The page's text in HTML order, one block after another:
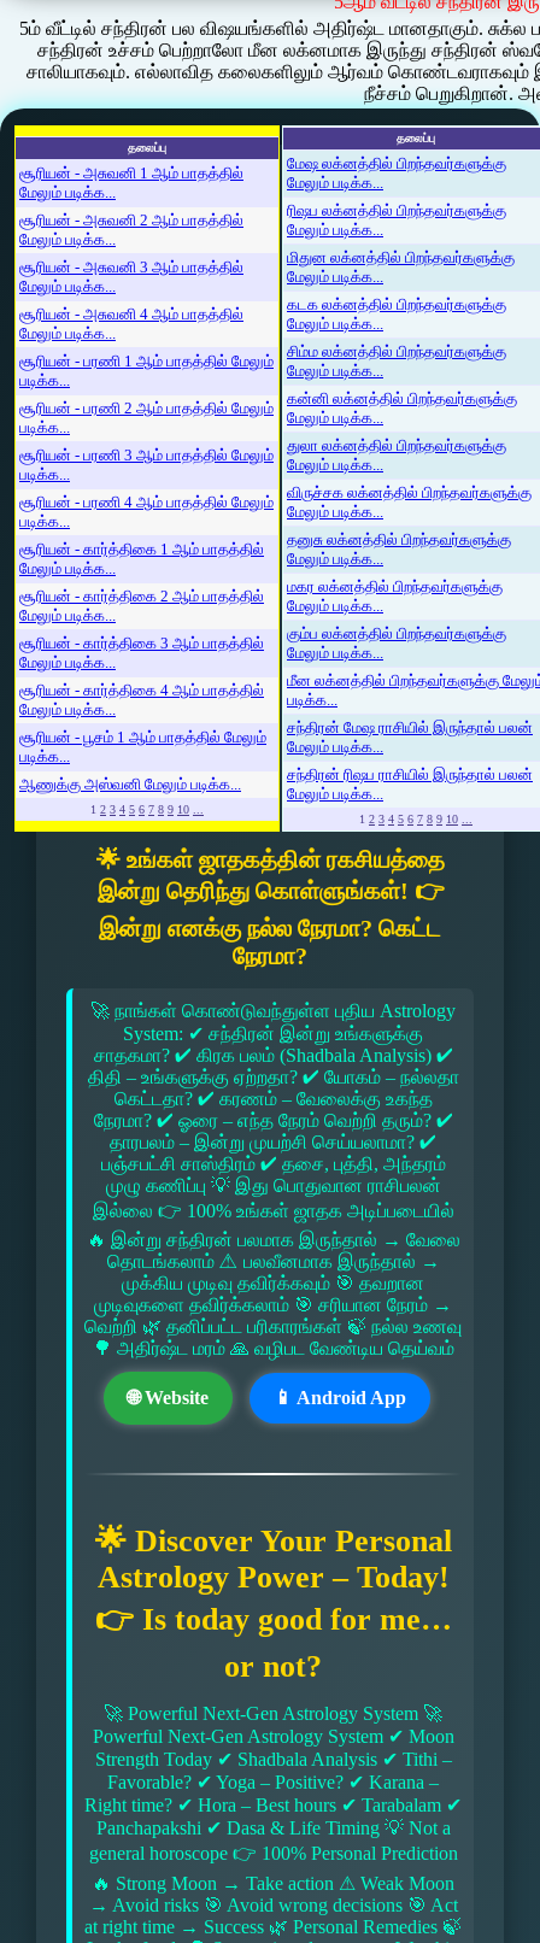
5ம் வீட்டில் சந்திரன் பல விஷயங்களில் அதிர்ஷ்ட மானதாகும்.
சந்திரன் உச்சம் பெற்றாலோ மீன லக்னமாக இருந்து சந்திரன்
சாலியாகவும். எல்லாவித கலைகளிலும் ஆர்வம்
நீச்சம் பெறுகிறான்.
தலைப்பு
சூரியன் - அசுவனி 1 ஆம் பாதத்தில்
மேலும் படிக்க...
சூரியன் - அசுவனி 2 ஆம் பாதத்தில்
மேலும் படிக்க...
சூரியன் - அசுவனி 3 ஆம் பாதத்தில்
மேலும் படிக்க...
சூரியன் - அசுவனி 4 ஆம் பாதத்தில்
மேலும் படிக்க...
சூரியன் - பரணி 1 ஆம் பாதத்தில் மேலும்
படிக்க...
சூரியன் - பரணி 2 ஆம் பாதத்தில் மேலும்
படிக்க...
சூரியன் - பரணி 3 ஆம் பாதத்தில் மேலும்
படிக்க...
சூரியன் - பரணி 4 ஆம் பாதத்தில் மேலும்
படிக்க...
சூரியன் - கார்த்திகை 1 ஆம் பாதத்தில்
மேலும் படிக்க...
சூரியன் - கார்த்திகை 2 ஆம் பாதத்தில்
மேலும் படிக்க...
சூரியன் - கார்த்திகை 3 ஆம் பாதத்தில்
மேலும் படிக்க...
சூரியன் - கார்த்திகை 4 ஆம் பாதத்தில்
மேலும் படிக்க...
சூரியன் - பூசம் 1 ஆம் பாதத்தில் மேலும்
படிக்க...
ஆணுக்கு அஸ்வனி மேலும் படிக்க...
1 2 3 4 5 6 7 8 9 10 ...
தலைப்பு
மேஷ லக்னத்தில் பிறந்தவர்களுக்கு
மேலும் படிக்க...
ரிஷப லக்னத்தில் பிறந்தவர்களுக்கு
மேலும் படிக்க...
மிதுன லக்னத்தில் பிறந்தவர்களுக்கு
மேலும் படிக்க...
கடக லக்னத்தில் பிறந்தவர்களுக்கு
மேலும் படிக்க...
சிம்ம லக்னத்தில் பிறந்தவர்களுக்கு
மேலும் படிக்க...
கன்னி லக்னத்தில் பிறந்தவர்களுக்கு
மேலும் படிக்க...
துலா லக்னத்தில் பிறந்தவர்களுக்கு
மேலும் படிக்க...
விருச்சக லக்னத்தில் பிறந்தவர்களுக்கு
மேலும் படிக்க...
தனுசு லக்னத்தில் பிறந்தவர்களுக்கு
மேலும் படிக்க...
மகர லக்னத்தில் பிறந்தவர்களுக்கு
மேலும் படிக்க...
கும்ப லக்னத்தில் பிறந்தவர்களுக்கு
மேலும் படிக்க...
மீன லக்னத்தில் பிறந்தவர்களுக்கு
படிக்க...
சந்திரன் மேஷ ராசியில் இருந்தால் பலன்
மேலும் படிக்க...
சந்திரன் ரிஷப ராசியில் இருந்தால் பலன்
மேலும் படிக்க...
1 2 3 4 5 6 7 8 9 10 ...
🌟 உங்கள் ஜாதகத்தின் ரகசியத்தை
இன்று தெரிந்து கொள்ளுங்கள்! 👉
இன்று எனக்கு நல்ல நேரமா? கெட்ட
நேரமா?
🚀 நாங்கள் கொண்டுவந்துள்ள புதிய Astrology
System: ✔ சந்திரன் இன்று உங்களுக்கு
சாதகமா? ✔ கிரக பலம் (Shadbala Analysis) ✔
திதி – உங்களுக்கு ஏற்றதா? ✔ யோகம் – நல்லதா
கெட்டதா? ✔ கரணம் – வேலைக்கு உகந்த
நேரமா? ✔ ஓரை – எந்த நேரம் வெற்றி தரும்? ✔
தாரபலம் – இன்று முயற்சி செய்யலாமா? ✔
பஞ்சபட்சி சாஸ்திரம் ✔ தசை, புத்தி, அந்தரம்
முழு கணிப்பு 💡 இது பொதுவான ராசிபலன்
இல்லை 👉 100% உங்கள் ஜாதக அடிப்படையில்
🔥 இன்று சந்திரன் பலமாக இருந்தால் → வேலை
தொடங்கலாம் ⚠ பலவீனமாக இருந்தால் →
முக்கிய முடிவு தவிர்க்கவும் 🎯 தவறான
முடிவுகளை தவிர்க்கலாம் 🎯 சரியான நேரம் →
வெற்றி 🌿 தனிப்பட்ட பரிகாரங்கள் 🍃 நல்ல உணவு
🌳 அதிர்ஷ்ட மரம் 🙏 வழிபட வேண்டிய தெய்வம்
🌐 Website 📱 Android App
🌟 Discover Your Personal
Astrology Power – Today!
👉 Is today good for me…
or not?
🚀 Powerful Next-Gen Astrology System 🚀
Powerful Next-Gen Astrology System ✔ Moon
Strength Today ✔ Shadbala Analysis ✔ Tithi –
Favorable? ✔ Yoga – Positive? ✔ Karana –
Right time? ✔ Hora – Best hours ✔ Tarabalam ✔
Panchapakshi ✔ Dasa & Life Timing 💡 Not a
general horoscope 👉 100% Personal Prediction
🔥 Strong Moon → Take action ⚠ Weak Moon
→ Avoid risks 🎯 Avoid wrong decisions 🎯 Act
at right time → Success 🌿 Personal Remedies 🍃